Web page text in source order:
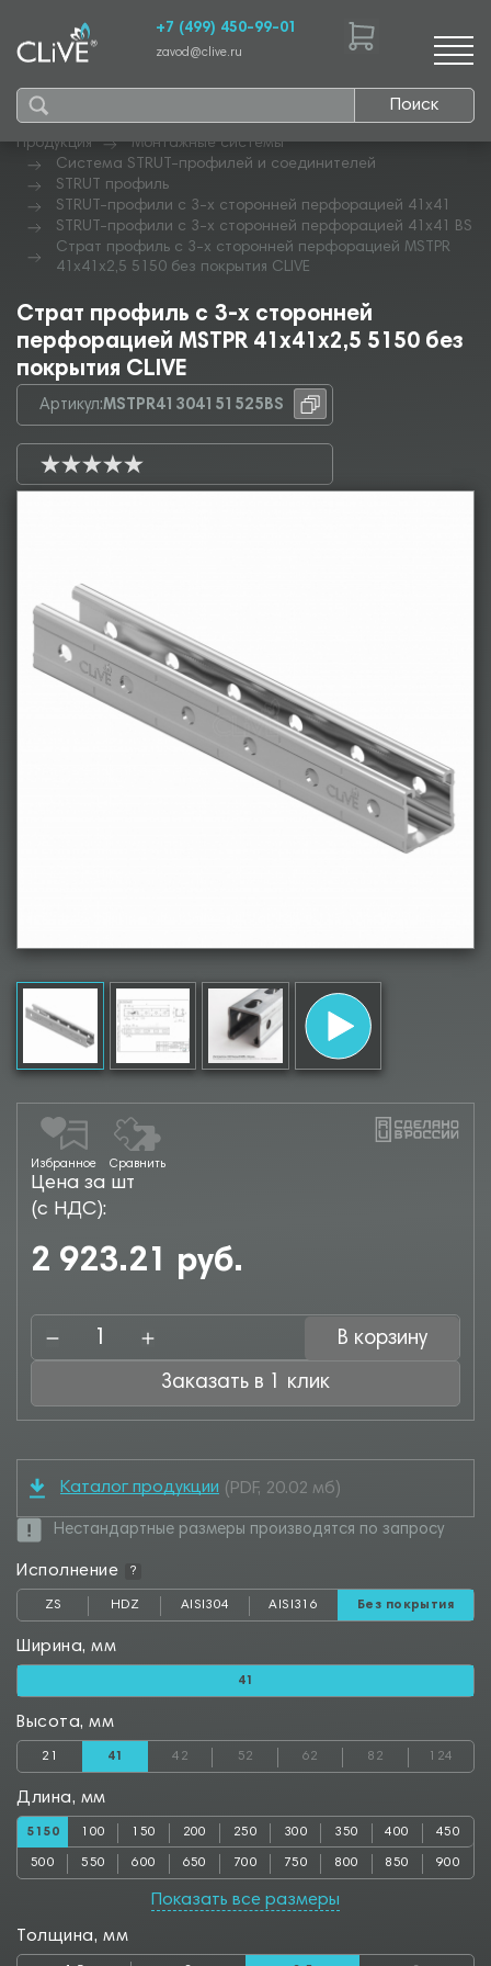
Поиск
+7 (499) 450-99-01
zavod@clive.ru
Продукция
Монтажные системы
Система STRUT-профилей и соединителей
STRUT профиль
STRUT-профили с 3-х сторонней перфорацией 41х41
STRUT-профили с 3-х сторонней перфорацией 41х41 BS
Страт профиль с 3-х сторонней перфорацией MSTPR
41х41х2,5 5150 без покрытия CLIVE
Страт профиль с 3-х сторонней
перфорацией MSTPR 41х41х2,5 5150 без
покрытия CLIVE
Артикул:MSTPR41304151525BS
Избранное Сравнить
Цена за шт
(с НДС):
2 923.21 руб.
В корзину
Заказать в 1 клик
Каталог продукции (PDF, 20.02 мб)
Нестандартные размеры производятся по запросу
Исполнение ?
ZS HDZ AISI304 AISI316 Без покрытия
Ширина, мм
41
Высота, мм
21 41 42 52 62 82 124
Длина, мм
5150 100 150 200 250 300 350 400 450
500 550 600 650 700 750 800 850 900
1050 1100 1150 1200 1250
1850 1900 1950 2000 2050 2100 2150 2200 2250
Показать все размеры
Толщина, мм